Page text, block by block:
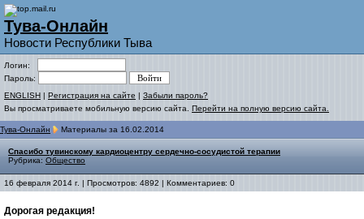
Тува-Онлайн
Новости Республики Тыва
Логин:
Пароль:
ENGLISH | Регистрация на сайте | Забыли пароль?
Вы просматриваете мобильную версию сайта. Перейти на полную версию сайта.
Тува-Онлайн Материалы за 16.02.2014
Спасибо тувинскому кардиоцентру сердечно-сосудистой терапии
Рубрика: Общество
16 февраля 2014 г. | Просмотров: 4892 | Комментариев: 0
Дорогая редакция!